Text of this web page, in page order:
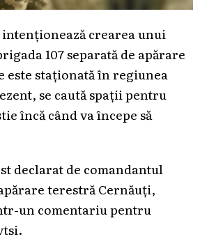
crearea unui
107 separată de apărare
staționată în regiunea
se caută spații pentru
încă când va începe să
declarat de comandantul
terestră Cernăuți,
un comentariu pentru